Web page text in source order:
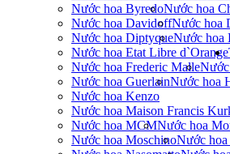
Nước hoa ByredoNước hoa
Nước hoa DavidoffNước hoa
Nước hoa DiptyqueNước hoa
Nước hoa Etat Libre d`Orange
Nước hoa Frederic Malle
Nước hoa GuerlainNước hoa
Nước hoa Kenzo
Nước hoa Maison Francis
Nước hoa MCMNước hoa
Nước hoa MoschinoNước